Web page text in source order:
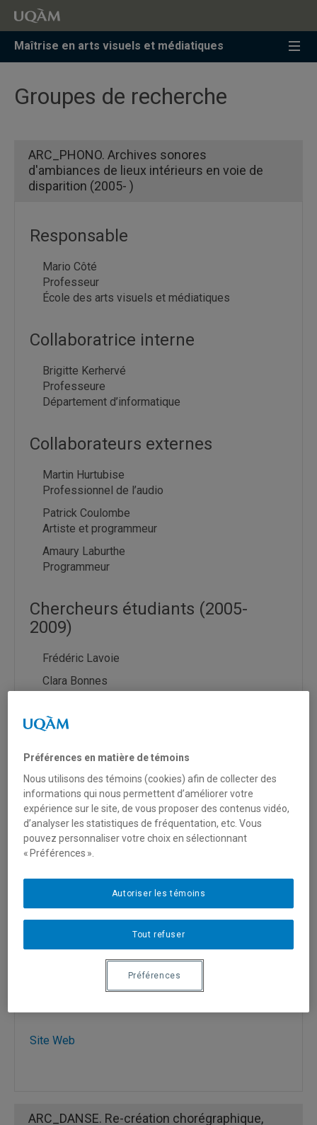
Accéder
recherche
Accéder
menu
pricipal
Accéder
zone
Maîtrise en arts visuels et médiatiques
Groupes de recherche
ARC_PHONO. Archives sonores
d'ambiances de lieux intérieurs en voie de
disparition (2005- )
Responsable
Mario Côté
Professeur
École des arts visuels et médiatiques
Collaboratrice interne
Brigitte Kerhervé
Professeure
Département d’informatique
Collaborateurs externes
Martin Hurtubise
Professionnel de l’audio
Patrick Coulombe
Artiste et programmeur
Amaury Laburthe
Programmeur
Chercheurs étudiants (2005-
2009)
Frédéric Lavoie
Clara Bonnes
Josée Laplace
2012)
Sophie Castonguay
Danielle Raymond
Alexandre Jeminez
Soutien
Site Web
ARC_DANSE. Re-création chorégraphique,
Préférences en matière de témoins
Nous utilisons des témoins (cookies) afin de collecter des
informations qui nous permettent d’améliorer votre
expérience sur le site, de vous proposer des contenus vidéo,
d’analyser les statistiques de fréquentation, etc. Vous
pouvez personnaliser votre choix en sélectionnant
« Préférences ».
Tout refuser
Autoriser les témoins
Préférences